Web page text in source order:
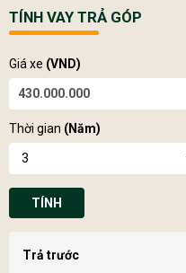
TÍNH VAY TRẢ GÓP
Giá xe (VND)
Thời gian (Năm)
TÍNH
Trả trước